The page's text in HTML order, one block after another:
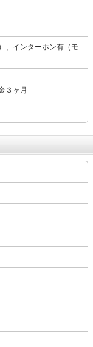
、インターホン有（モ
３ヶ月